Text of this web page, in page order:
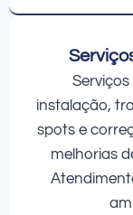
instalação,
spots e
melhorias